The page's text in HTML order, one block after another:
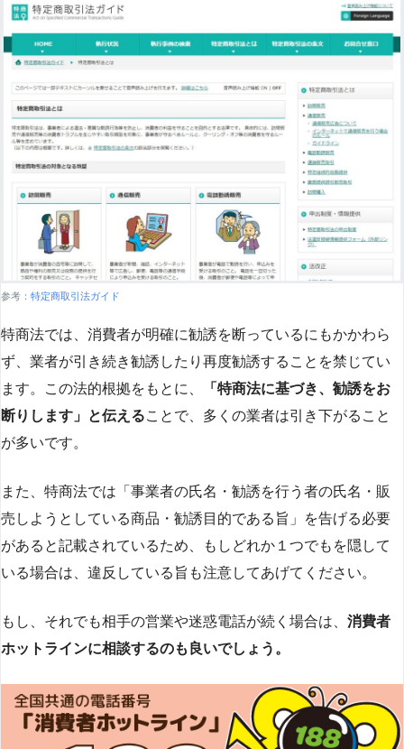
参考： 特定商取引法ガイド
特商法では、消費者が明確に勧誘を断っているにもかかわら
ず、業者が引き続き勧誘したり再度勧誘することを禁じてい
ます。この法的根拠をもとに、
「特商法に基づき、勧誘をお
断りします」と伝えることで、多くの業者は引き下がること
が多いです​​。
また、特商法では「事業者の氏名・勧誘を行う者の氏名・販
売しようとしている商品・勧誘目的である旨」を告げる必要
があると記載されているため、もしどれか１つでもを隠して
いる場合は、違反している旨も注意してあげてください。
もし、それでも相手の営業や迷惑電話が続く場合は、 消費者
ホットラインに相談するのも良いでしょう。